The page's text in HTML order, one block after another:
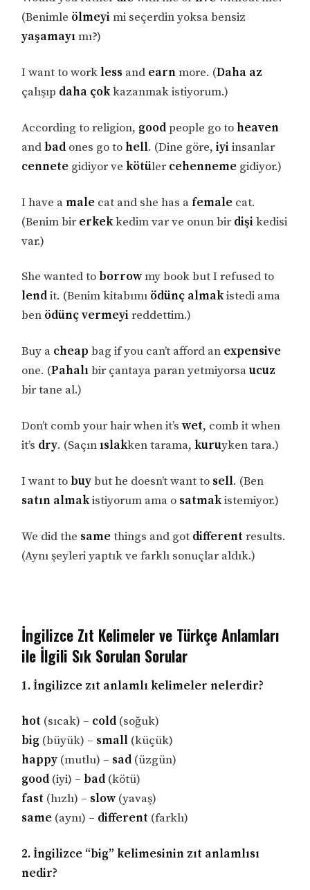
(Benimle ölmeyimi seçerdin yoksa bensiz
yaşamayımı?)
I want to workless and earnmore. (Daha az
çalışıp daha çokkazanmak istiyorum.)
According to religion, goodpeople go toheaven
andbad ones go tohell. (Dine göre,iyiinsanlar
cennete gidiyor vekötüler cehenneme gidiyor.)
I have amale cat and she has a female cat.
(Benim bir erkekkedim var ve onun bir dişikedisi
var.)
She wanted toborrowmy book but I refused to
lendit. (Benim kitabımı ödünç almakistedi ama
ben ödünç vermeyireddettim.)
Buy a cheap bag if you can’t afford an expensive
one. (Pahalıbir çantaya paran yetmiyorsaucuz
bir tane al.)
Don’t comb your hair when it’swet, comb it when
it’s dry. (Saçınıslakken tarama,kuruyken tara.)
I want tobuybut he doesn’t want to sell. (Ben
satın almakistiyorum ama o satmakistemiyor.)
We did the samethings and got different results.
(Aynı şeyleri yaptık ve farklı sonuçlar aldık.)
İngilizce Zıt Kelimeler ve Türkçe Anlamları
ile İlgili Sık Sorulan Sorular
1. İngilizce zıt anlamlı kelimeler nelerdir?
hot (sıcak) – cold (soğuk)
big (büyük) – small (küçük)
happy (mutlu) – sad (üzgün)
good (iyi) –bad (kötü)
fast (hızlı) – slow (yavaş)
same (aynı) – different (farklı)
2. İngilizce “big” kelimesinin zıt anlamlısı
nedir?